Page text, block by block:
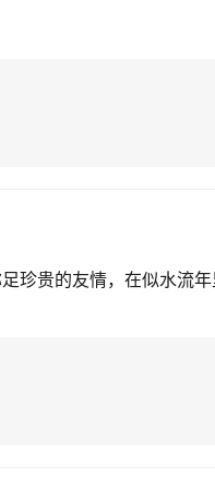
珍贵的友情，在似水流